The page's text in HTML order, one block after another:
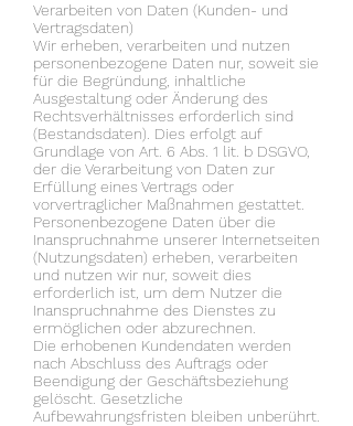
Verarbeiten von Daten (Kunden- und
Vertragsdaten)
Wir erheben, verarbeiten und nutzen
personenbezogene Daten nur, soweit sie
für die Begründung, inhaltliche
Ausgestaltung oder Änderung des
Rechtsverhältnisses erforderlich sind
(Bestandsdaten). Dies erfolgt auf
Grundlage von Art. 6 Abs. 1 lit. b DSGVO,
der die Verarbeitung von Daten zur
Erfüllung eines Vertrags oder
vorvertraglicher Maßnahmen gestattet.
Personenbezogene Daten über die
Inanspruchnahme unserer Internetseiten
(Nutzungsdaten) erheben, verarbeiten
und nutzen wir nur, soweit dies
erforderlich ist, um dem Nutzer die
Inanspruchnahme des Dienstes zu
ermöglichen oder abzurechnen.
Die erhobenen Kundendaten werden
nach Abschluss des Auftrags oder
Beendigung der Geschäftsbeziehung
gelöscht. Gesetzliche
Aufbewahrungsfristen bleiben unberührt.